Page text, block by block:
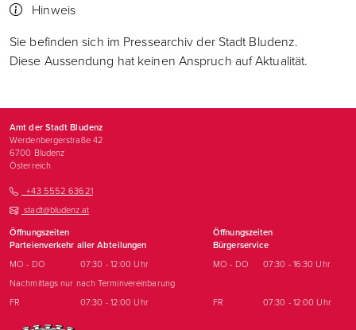
Hinweis
Sie befinden sich im Pressearchiv der Stadt Bludenz.
Diese Aussendung hat keinen Anspruch auf Aktualität.
Amt der Stadt Bludenz
Werdenbergerstraße 42
6700 Bludenz
Österreich
+43 5552 63621
stadt@bludenz.at
Öffnungszeiten
Parteienverkehr aller Abteilungen
Öffnungszeiten
Bürgerservice
MO - DO 07:30 - 12:00 Uhr MO - DO
07:30 - 16:30 Uhr
Nachmittags nur nach Terminvereinbarung
FR
07:30 - 12:00 Uhr FR 07:30 - 12:00 Uhr